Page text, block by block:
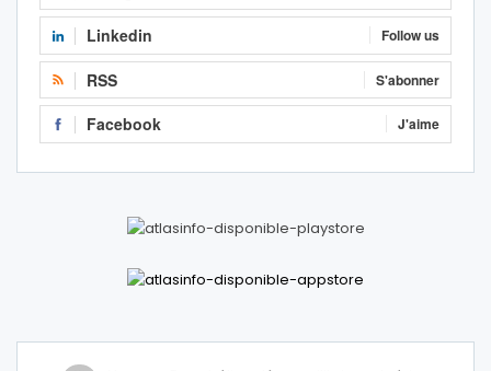
Linkedin Follow us
RSS S'abonner
Facebook J'aime